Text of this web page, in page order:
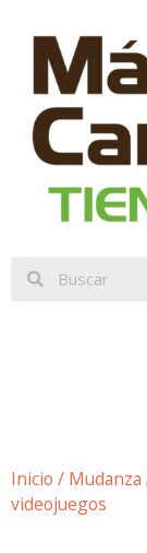
Inicio / Mudanza
videojuegos